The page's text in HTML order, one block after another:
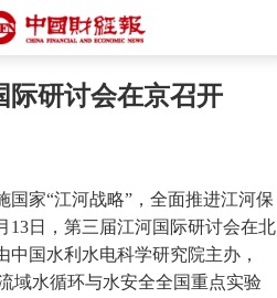
际研讨会在京召开
国家“江河战略”，全面推进江河保
13日，第三届江河国际研讨会在北
中国水利水电科学研究院主办，
域水循环与水安全全国重点实验